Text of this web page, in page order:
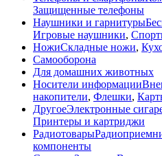
Защищенные телефоны
Наушники и гарнитуры
Игровые наушники,
НожиСкладные ножи,
Самооборона
Для домашних животных
Носители информации
накопители, Флешки,
ДругоеЭлектронные
Принтеры и картриджи
Радиотовары
компоненты